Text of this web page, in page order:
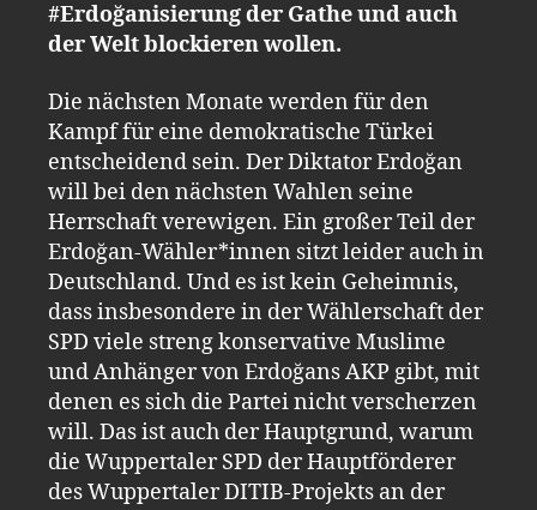
#Erdoğanisierung der Gathe und auch
der Welt blockieren wollen.
Die nächsten Monate werden für den
Kampf für eine demokratische Türkei
entscheidend sein. Der Diktator Erdoğan
will bei den nächsten Wahlen seine
Herrschaft verewigen. Ein großer Teil der
Erdoğan-Wähler*innen sitzt leider auch in
Deutschland. Und es ist kein Geheimnis,
dass insbesondere in der Wählerschaft der
SPD viele streng konservative Muslime
und Anhänger von Erdoğans AKP gibt, mit
denen es sich die Partei nicht verscherzen
will. Das ist auch der Hauptgrund, warum
die Wuppertaler SPD der Hauptförderer
des Wuppertaler DITIB-Projekts an der